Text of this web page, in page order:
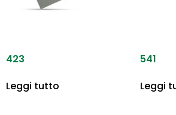
423
Leggi tutto
541
Leggi